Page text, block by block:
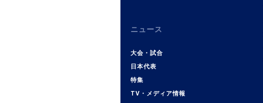
ニュース
大会・試合
日本代表
特集
TV・メディア情報